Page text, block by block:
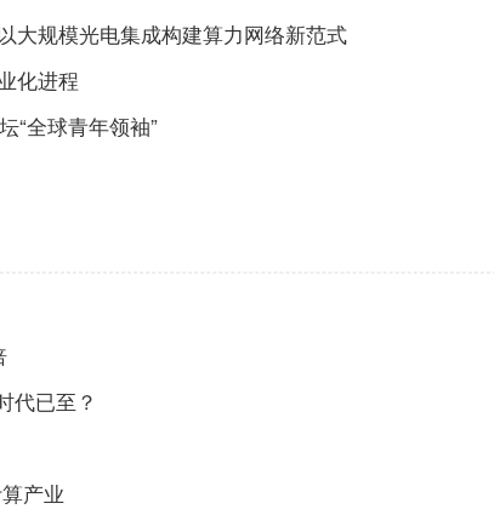
大规模光电集成构建算力网络新范式
化进程
“全球青年领袖”
代已至？
产业